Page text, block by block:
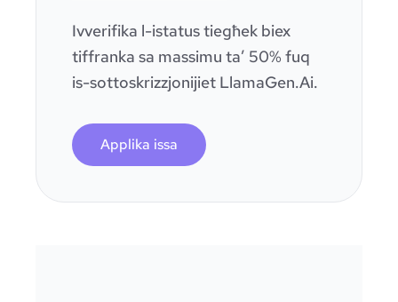
Ivverifika l-istatus tiegħek biex
tiffranka sa massimu ta’ 50% fuq
is-sottoskrizzjonijiet LlamaGen.Ai.
Applika issa